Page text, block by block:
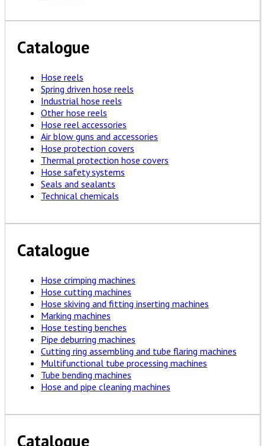
Catalogue
Hose reels
Spring driven hose reels
Industrial hose reels
Other hose reels
Hose reel accessories
Air blow guns and accessories
Hose protection covers
Thermal protection hose covers
Hose safety systems
Seals and sealants
Technical chemicals
Catalogue
Hose crimping machines
Hose cutting machines
Hose skiving and fitting inserting machines
Marking machines
Hose testing benches
Pipe deburring machines
Cutting ring assembling and tube flaring machines
Multifunctional tube processing machines
Tube bending machines
Hose and pipe cleaning machines
Catalogue